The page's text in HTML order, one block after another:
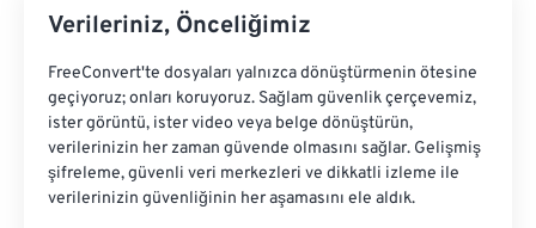
Verileriniz, Önceliğimiz
FreeConvert'te dosyaları yalnızca dönüştürmenin ötesine
geçiyoruz; onları koruyoruz. Sağlam güvenlik çerçevemiz,
ister görüntü, ister video veya belge dönüştürün,
verilerinizin her zaman güvende olmasını sağlar. Gelişmiş
şifreleme, güvenli veri merkezleri ve dikkatli izleme ile
verilerinizin güvenliğinin her aşamasını ele aldık.